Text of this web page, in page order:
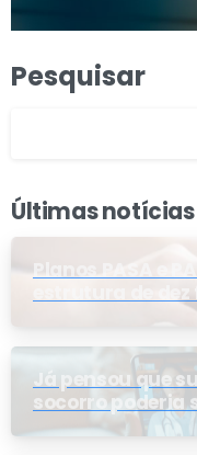
Pesquisar
Últimas notícias
Planos PASA e
estrutura de
conforme
Já pensou que
socorro poderia
telemedicina?